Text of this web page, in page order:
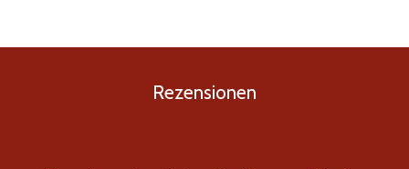
Rezensionen